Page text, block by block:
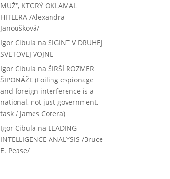
MUŽ“, KTORÝ OKLAMAL
HITLERA /Alexandra
Janoušková/
Igor Cibula na SIGINT V DRUHEJ
SVETOVEJ VOJNE
Igor Cibula na ŠIRŠÍ ROZMER
ŠIPONÁŽE (Foiling espionage
and foreign interference is a
national, not just government,
task / James Corera)
Igor Cibula na LEADING
INTELLIGENCE ANALYSIS /Bruce
E. Pease/